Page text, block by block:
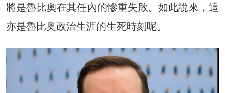
將是魯比奧在其任內的慘重失敗。如此說來，這
亦是魯比奥政治生涯的生死時刻呢。